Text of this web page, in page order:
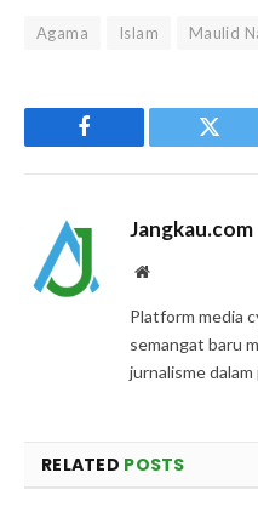
Agama Islam Maulid
Facebook
Jangkau.com
Website
Platform media
semangat baru
jurnalisme
RELATED POSTS